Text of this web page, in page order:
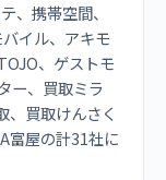
、携帯空間、
イル、アキモ
、ゲストモ
ー、買取ミラ
、買取けんさく
富屋の計31社に